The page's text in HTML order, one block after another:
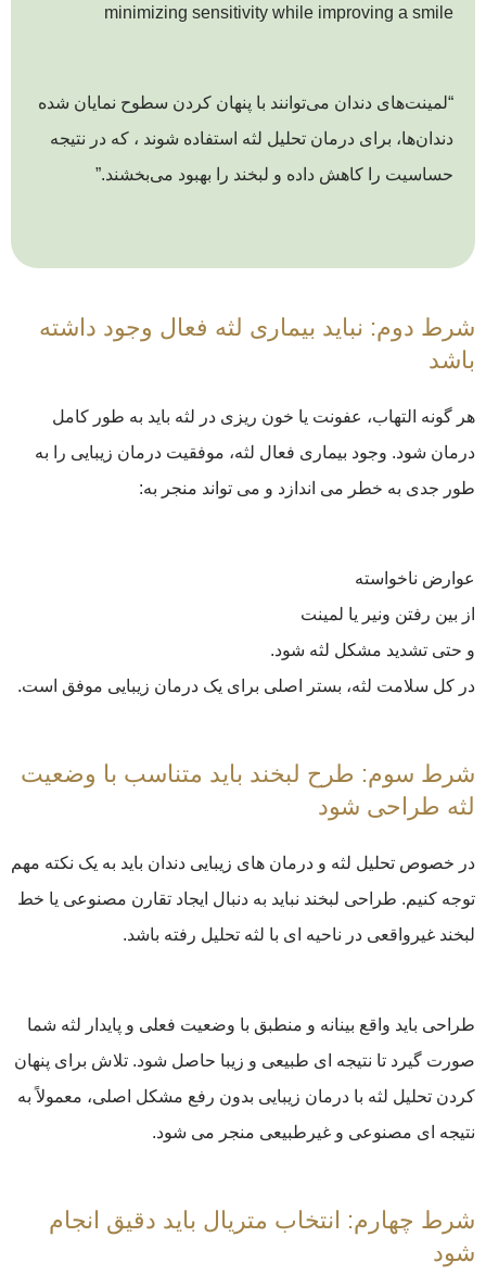
minimizing sensitivity while improving a smile
“لمینت‌های دندان می‌توانند با پنهان کردن سطوح نمایان شده
دندان‌ها، برای درمان تحلیل لثه استفاده شوند ، که در نتیجه
حساسیت را کاهش داده و لبخند را بهبود می‌بخشند.”
شرط دوم: نباید بیماری لثه فعال وجود داشته
باشد
هر گونه التهاب، عفونت یا خون ریزی در لثه باید به طور کامل
درمان شود. وجود بیماری فعال لثه، موفقیت درمان زیبایی را به
طور جدی به خطر می اندازد و می تواند منجر به:
عوارض ناخواسته
از بین رفتن ونیر یا لمینت
و حتی تشدید مشکل لثه شود.
در کل سلامت لثه، بستر اصلی برای یک درمان زیبایی موفق است.
شرط سوم: طرح لبخند باید متناسب با وضعیت
لثه طراحی شود
در خصوص تحلیل لثه و درمان‌ های زیبایی دندان باید به یک نکته مهم
توجه کنیم. طراحی لبخند نباید به دنبال ایجاد تقارن مصنوعی یا خط
لبخند غیرواقعی در ناحیه ای با لثه تحلیل رفته باشد.
طراحی باید واقع بینانه و منطبق با وضعیت فعلی و پایدار لثه شما
صورت گیرد تا نتیجه ای طبیعی و زیبا حاصل شود. تلاش برای پنهان
کردن تحلیل لثه با درمان زیبایی بدون رفع مشکل اصلی، معمولاً به
نتیجه ای مصنوعی و غیرطبیعی منجر می شود.
شرط چهارم: انتخاب متریال باید دقیق انجام
شود